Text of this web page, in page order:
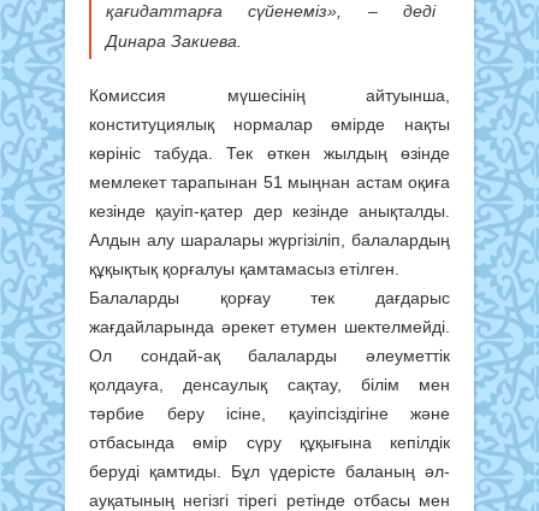
қағидаттарға сүйенеміз», – деді
Динара Закиева.
Комиссия мүшесінің айтуынша,
конституциялық нормалар өмірде нақты
көрініс табуда. Тек өткен жылдың өзінде
мемлекет тарапынан 51 мыңнан астам оқиға
кезінде қауіп-қатер дер кезінде анықталды.
Алдын алу шаралары жүргізіліп, балалардың
құқықтық қорғалуы қамтамасыз етілген.
Балаларды қорғау тек дағдарыс
жағдайларында әрекет етумен шектелмейді.
Ол сондай-ақ балаларды әлеуметтік
қолдауға, денсаулық сақтау, білім мен
тәрбие беру ісіне, қауіпсіздігіне және
отбасында өмір сүру құқығына кепілдік
беруді қамтиды. Бұл үдерісте баланың әл-
ауқатының негізгі тірегі ретінде отбасы мен